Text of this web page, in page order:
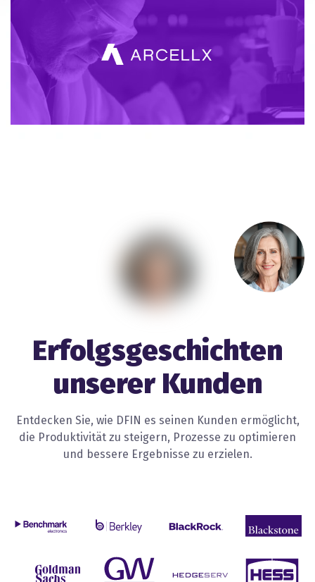
Erfolgsgeschichten
unserer Kunden
Entdecken Sie, wie DFIN es seinen Kunden ermöglicht,
die Produktivität zu steigern, Prozesse zu optimieren
und bessere Ergebnisse zu erzielen.